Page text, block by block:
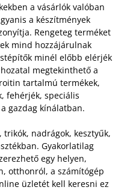
a vásárlók valóban
a készítmények
Rengeteg terméket
mind hozzájárulnak
minél előbb elérjék
megtekinthető a
tartalmú termékek,
fehérjék, speciális
gazdag kínálatban.
nadrágok, kesztyűk,
Gyakorlatilag
egy helyen,
otthonról, a számítógép
üzletét kell keresni ez